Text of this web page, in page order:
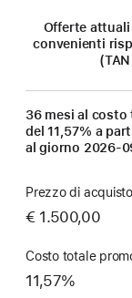
Offerte
convenienti
36 mesi al
del 11,57% a
al giorno 2026-
Prezzo di acquisto
€ 1.500,00
Costo totale
11,57%